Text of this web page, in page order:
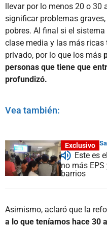
llevar por lo menos 20 o 30
significar problemas
pobres. Al final si el
clase media y las más
privado, por lo que los más
personas que tiene que
profundizó.
Vea también:
Exclusivo
Este es
no más
barrios
Asimismo, aclaró que la
a lo que teníamos hace 30